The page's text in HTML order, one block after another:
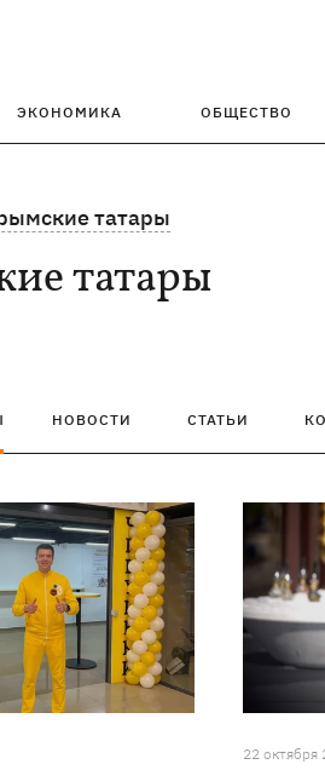
ЭКОНОМИКА ОБЩЕСТВО
татары
татары
НОВОСТИ СТАТЬИ
22 октября